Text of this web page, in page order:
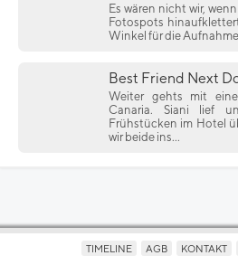
Es wären nicht wir,
Fotospots
Winkel für die
Best Friend Next
Weiter gehts mit
Canaria. Siani lief
Frühstücken im Hotel
wir beide ins...
TIMELINE AGB KONTAKT